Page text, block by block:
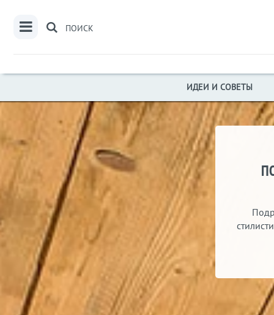
ПОИСК
ИДЕИ И СОВЕТЫ